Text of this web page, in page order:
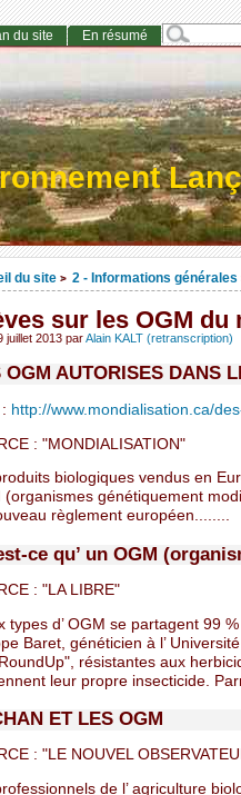
du site > 2 - Informations générales
sur les OGM du
juillet 2013 parAlain KALT (retranscription)
OGM AUTORISES DANS
http://www.mondialisation.ca/
: "MONDIALISATION"
biologiques vendus en
(organismes génétiquement
règlement européen........
ce qu’ un OGM
: "LA LIBRE"
types d’ OGM se partagent 99
Baret, généticien à l’
résistantes aux
leur propre insecticide.
ET LES OGM
: "LE NOUVEL
de l’ agriculture
du site En résumé